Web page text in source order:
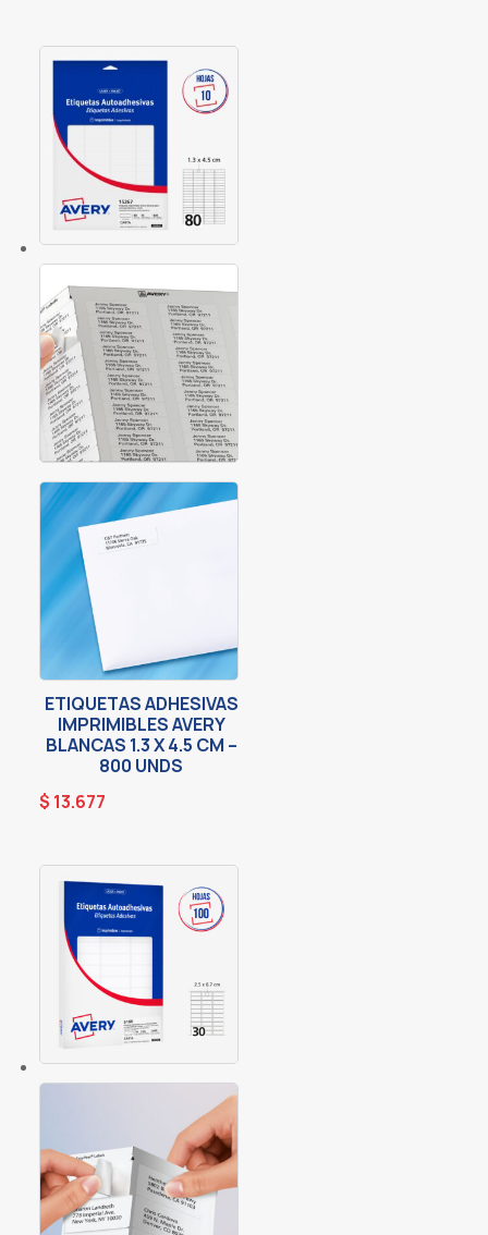
ETIQUETAS ADHESIVAS
IMPRIMIBLES AVERY
BLANCAS 1.3 X 4.5 CM –
800 UNDS
$ 13.677